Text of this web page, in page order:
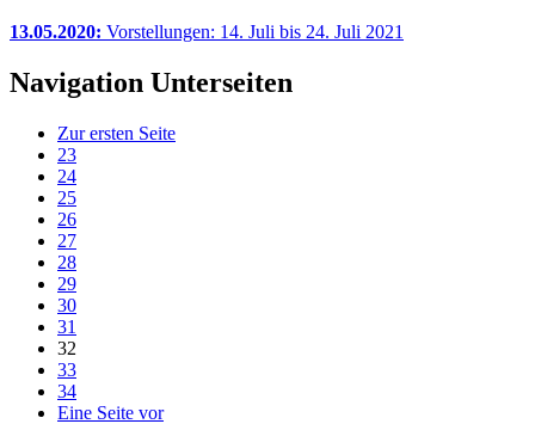
13.05.2020: Vorstellungen: 14. Juli bis 24. Juli 2021
Navigation Unterseiten
Zur ersten Seite
23
24
25
26
27
28
29
30
31
32
33
34
Eine Seite vor